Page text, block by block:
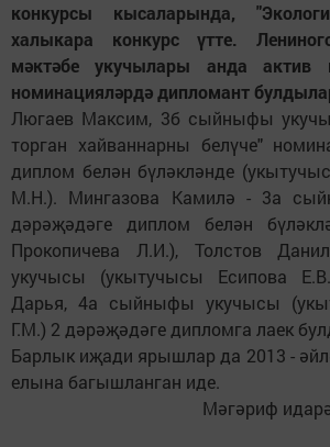
конкурсы кысаларында,
халыкара конкурс үтте.
мәктәбе укучылары анда актив
номинацияләрдә дипломант
Люгаев Максим, 3б сыйныфы
торган хайваннарны белүче"
диплом белән бүләкләнде
М.Н.). Мингазова Камилә - 3а
дәрәҗәдәге диплом белән
Прокопичева Л.И.), Толстов
укучысы (укытучысы Есипова
Дарья, 4а сыйныфы укучысы
Г.М.) 2 дәрәҗәдәге дипломга лаек
Барлык иҗади ярышлар да 2013 -
елына багышланган иде.
Мәгәриф